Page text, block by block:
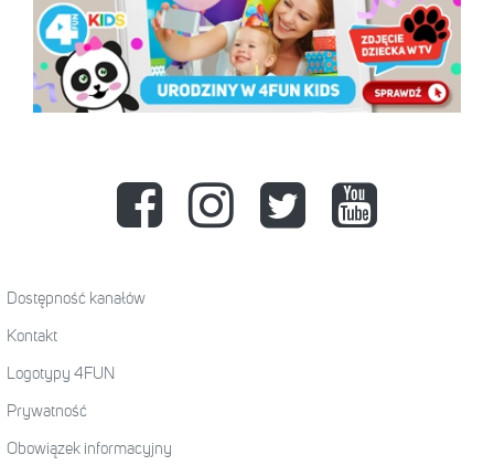
Dostępność kanałów
Kontakt
Logotypy 4FUN
Prywatność
Obowiązek informacyjny